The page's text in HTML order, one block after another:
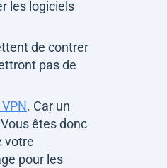
les logiciels
de contrer
pas de
. Car un
êtes donc
votre
pour les